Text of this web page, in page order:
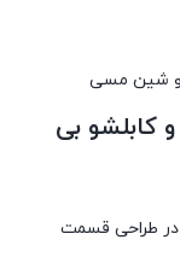
و شین مسی
تفاوت های کابلشو بی متال DTL1 و کابلشو بی
تفاوت کابلشو بی متال مدل DTL1 با مدل DTL2 در طراحی قسمت